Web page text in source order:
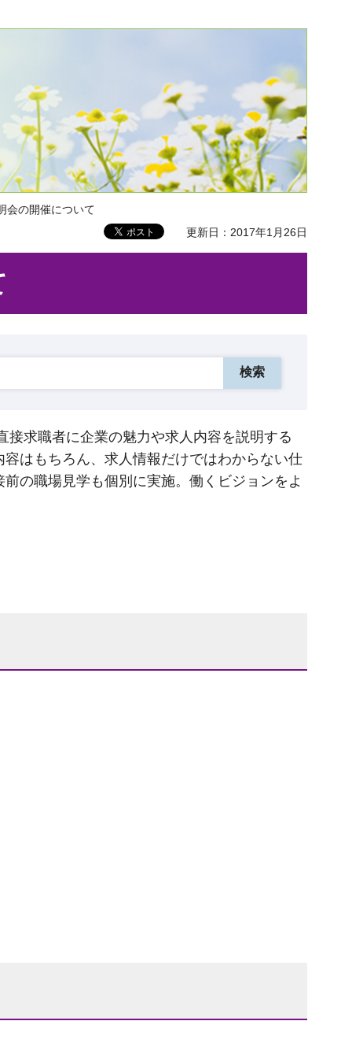
会の開催について
更新日：2017年1月26日
求職者に企業の魅力や求人内容を説明する
はもちろん、求人情報だけではわからない仕
の職場見学も個別に実施。働くビジョンをよ